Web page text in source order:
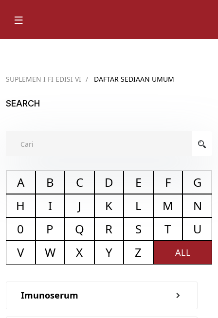
SUPLEMEN I FI EDISI VI / DAFTAR SEDIAAN UMUM
SEARCH
A B C D E F
G
H
I J K L M
N
0
P Q R S T
U
V
W X Y Z ALL
Imunoserum